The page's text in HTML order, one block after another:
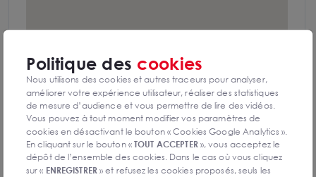
Politique des cookies
Nous utilisons des cookies et autres traceurs pour analyser,
améliorer votre expérience utilisateur, réaliser des statistiques
de mesure d’audience et vous permettre de lire des vidéos.
Vous pouvez à tout moment modifier vos paramètres de
cookies en désactivant le bouton « Cookies Google Analytics ».
En cliquant sur le bouton «TOUT ACCEPTER», vous acceptez le
dépôt de l’ensemble des cookies. Dans le cas où vous cliquez
sur « ENREGISTRER» et refusez les cookies proposés, seuls les